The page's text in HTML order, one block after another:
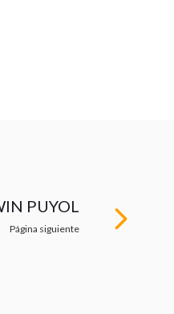
PUYOL
Página siguiente